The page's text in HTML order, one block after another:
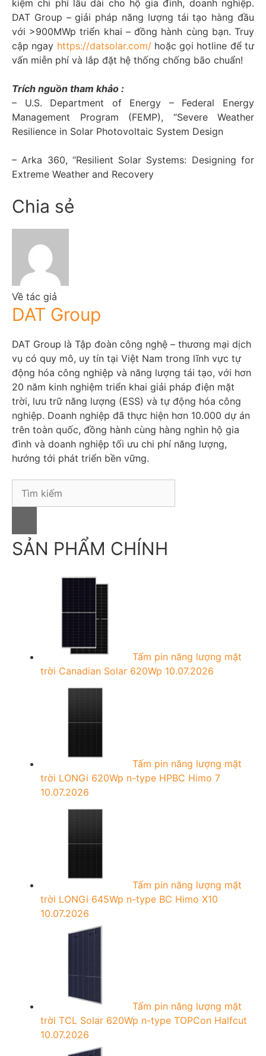
kiệm chi phí lâu dài cho hộ gia đình, doanh nghiệp.
DAT Group – giải pháp năng lượng tái tạo hàng đầu
với >900MWp triển khai – đồng hành cùng bạn. Truy
cập ngay https://datsolar.com/hoặc gọi hotline để tư
vấn miễn phí và lắp đặt hệ thống chống bão chuẩn!
Trích nguồn tham khảo :
– U.S. Department of Energy – Federal Energy
Management Program (FEMP), “Severe Weather
Resilience in Solar Photovoltaic System Design
– Arka 360, “Resilient Solar Systems: Designing for
Extreme Weather and Recovery
Chia sẻ
Về tác giả
DAT Group
DAT Group là Tập đoàn công nghệ – thương mại dịch
vụ có quy mô, uy tín tại Việt Nam trong lĩnh vực tự
động hóa công nghiệp và năng lượng tái tạo, với hơn
20 năm kinh nghiệm triển khai giải pháp điện mặt
trời, lưu trữ năng lượng (ESS) và tự động hóa công
nghiệp. Doanh nghiệp đã thực hiện hơn 10.000 dự án
trên toàn quốc, đồng hành cùng hàng nghìn hộ gia
đình và doanh nghiệp tối ưu chi phí năng lượng,
hướng tới phát triển bền vững.
c
h
SẢN PHẨM CHÍNH
Tấm pin năng lượng mặt
trời Canadian Solar 620Wp 10.07.2026
Tấm pin năng lượng mặt
trời LONGi 620Wp n-type HPBC Himo 7
10.07.2026
Tấm pin năng lượng mặt
trời LONGi 645Wp n-type BC Himo X10
10.07.2026
Tấm pin năng lượng mặt
trời TCL Solar 620Wp n-type TOPCon Halfcut
10.07.2026